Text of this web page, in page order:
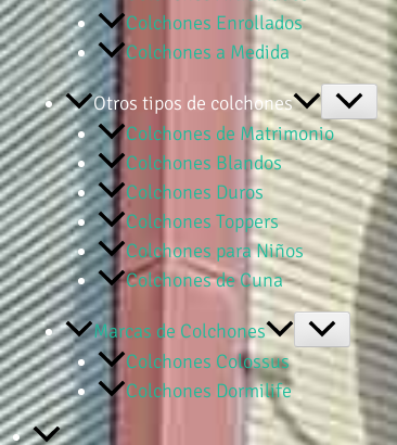
Colchones Enrollados
Colchones a Medida
Otros tipos de colchones
Colchones de Matrimonio
Colchones Blandos
Colchones Duros
Colchones Toppers
Colchones para Niños
Colchones de Cuna
Marcas de Colchones
Colchones Colossus
Colchones Dormilife